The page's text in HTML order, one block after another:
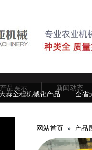
产品展示 新闻动态
蒜全程机械化产品 全省
网站首页» 产品